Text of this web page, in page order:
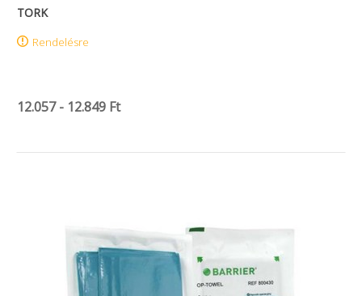
TORK
Rendelésre
12.057 - 12.849 Ft